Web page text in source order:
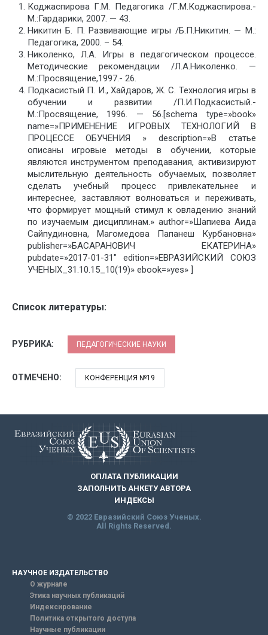
Коджаспирова Г.М. Педагогика /Г.М.Коджаспирова.-
М.:Гардарики, 2007. — 43.
Никитин Б. П. Развивающие игры /Б.П.Никитин. — М.:
Педагогика, 2000. – 54.
Николенко, Л.А. Игры в педагогическом процессе.
Методические рекомендации /Л.А.Николенко. —
М.:Просвящение,1997.- 26.
Подкасистый П. И., Хайдаров, Ж. С. Технология игры в
обучении и развитии /П.И.Подкасистый.-
М.:Просвящение, 1996. — 56.[schema type=»book»
name=»ПРИМЕНЕНИЕ ИГРОВЫХ ТЕХНОЛОГИЙ В
ПРОЦЕССЕ ОБУЧЕНИЯ » description=»В статье
описаны игровые методы в обучении, которые
являются инструментом преподавания, активизируют
мыслительную деятельность обучаемых, позволяет
сделать учебный процесс привлекательнее и
интереснее, заставляют волноваться и переживать,
что формирует мощный стимул к овладению знаний
по изучаемым дисциплинам.» author=»Шапиева Аида
Сайпудиновна, Магомедова Папанеш Курбановна»
publisher=»БАСАРАНОВИЧ ЕКАТЕРИНА»
pubdate=»2017-01-31″ edition=»ЕВРАЗИЙСКИЙ СОЮЗ
УЧЕНЫХ_31.10.15_10(19)» ebook=»yes» ]
Список литературы:
РУБРИКА: ПЕДАГОГИЧЕСКИЕ НАУКИ
ОТМЕЧЕНО: КОНФЕРЕНЦИЯ №19
ОПЛАТА ПУБЛИКАЦИИ
ЗАПОЛНИТЬ АНКЕТУ АВТОРА
ИНДЕКСЫ
© 2022 Евразийский Союз Ученых.
All Rights Reserved.
НАУЧНОЕ ИЗДАТЕЛЬСТВО
О журнале
Этика научных публикаций
Индексирование
Политика открытого доступа
Научные публикации